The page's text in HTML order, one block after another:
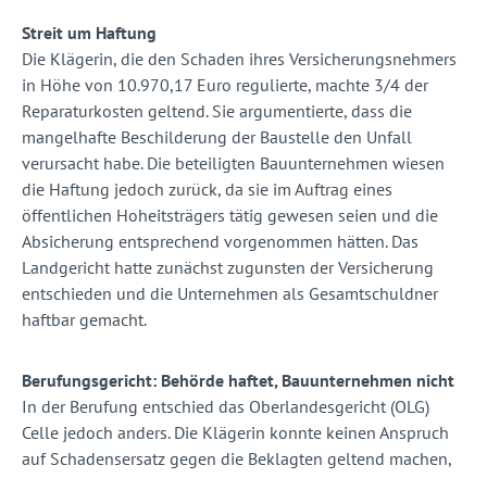
Streit um Haftung
Die Klägerin, die den Schaden ihres Versicherungsnehmers
in Höhe von 10.970,17 Euro regulierte, machte 3/4 der
Reparaturkosten geltend. Sie argumentierte, dass die
mangelhafte Beschilderung der Baustelle den Unfall
verursacht habe. Die beteiligten Bauunternehmen wiesen
die Haftung jedoch zurück, da sie im Auftrag eines
öffentlichen Hoheitsträgers tätig gewesen seien und die
Absicherung entsprechend vorgenommen hätten. Das
Landgericht hatte zunächst zugunsten der Versicherung
entschieden und die Unternehmen als Gesamtschuldner
haftbar gemacht.
Berufungsgericht: Behörde haftet, Bauunternehmen nicht
In der Berufung entschied das Oberlandesgericht (OLG)
Celle jedoch anders. Die Klägerin konnte keinen Anspruch
auf Schadensersatz gegen die Beklagten geltend machen,